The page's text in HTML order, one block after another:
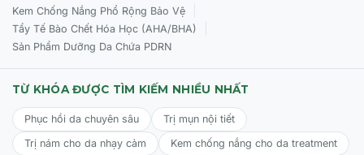
Kem Chống Nắng Phổ Rộng Bảo Vệ
Tẩy Tế Bào Chết Hóa Học (AHA/BHA)
Sản Phẩm Dưỡng Da Chứa PDRN
TỪ KHÓA ĐƯỢC TÌM KIẾM NHIỀU NHẤT
Phục hồi da chuyên sâu
Trị mụn nội tiết
Trị nám cho da nhạy cảm
Kem chống nắng cho da treatment